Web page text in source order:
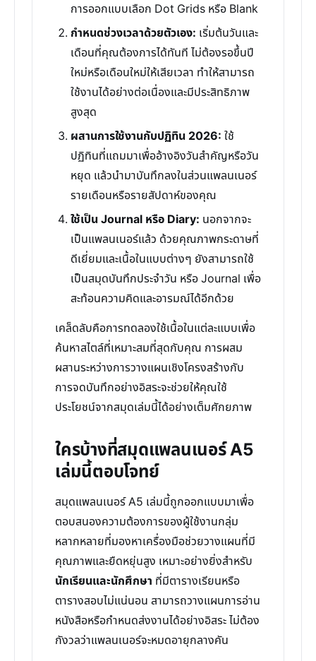
การออกแบบเลือก Dot Grids หรือ Blank
กำหนดช่วงเวลาด้วยตัวเอง: เริ่มต้นวันและ
เดือนที่คุณต้องการได้ทันที ไม่ต้องรอขึ้นปี
ใหม่หรือเดือนใหม่ให้เสียเวลา ทำให้สามารถ
ใช้งานได้อย่างต่อเนื่องและมีประสิทธิภาพ
สูงสุด
ผสานการใช้งานกับปฏิทิน 2026: ใช้
ปฏิทินที่แถมมาเพื่ออ้างอิงวันสำคัญหรือวัน
หยุด แล้วนำมาบันทึกลงในส่วนแพลนเนอร์
รายเดือนหรือรายสัปดาห์ของคุณ
ใช้เป็น Journal หรือ Diary: นอกจากจะ
เป็นแพลนเนอร์แล้ว ด้วยคุณภาพกระดาษที่
ดีเยี่ยมและเนื้อในแบบต่างๆ ยังสามารถใช้
เป็นสมุดบันทึกประจำวัน หรือ Journal เพื่อ
สะท้อนความคิดและอารมณ์ได้อีกด้วย
เคล็ดลับคือการทดลองใช้เนื้อในแต่ละแบบเพื่อ
ค้นหาสไตล์ที่เหมาะสมที่สุดกับคุณ การผสม
ผสานระหว่างการวางแผนเชิงโครงสร้างกับ
การจดบันทึกอย่างอิสระจะช่วยให้คุณใช้
ประโยชน์จากสมุดเล่มนี้ได้อย่างเต็มศักยภาพ
ใครบ้างที่สมุดแพลนเนอร์ A5
เล่มนี้ตอบโจทย์
สมุดแพลนเนอร์ A5 เล่มนี้ถูกออกแบบมาเพื่อ
ตอบสนองความต้องการของผู้ใช้งานกลุ่ม
หลากหลายที่มองหาเครื่องมือช่วยวางแผนที่มี
คุณภาพและยืดหยุ่นสูง เหมาะอย่างยิ่งสำหรับ
นักเรียนและนักศึกษา ที่มีตารางเรียนหรือ
ตารางสอบไม่แน่นอน สามารถวางแผนการอ่าน
หนังสือหรือกำหนดส่งงานได้อย่างอิสระ ไม่ต้อง
กังวลว่าแพลนเนอร์จะหมดอายุกลางคัน